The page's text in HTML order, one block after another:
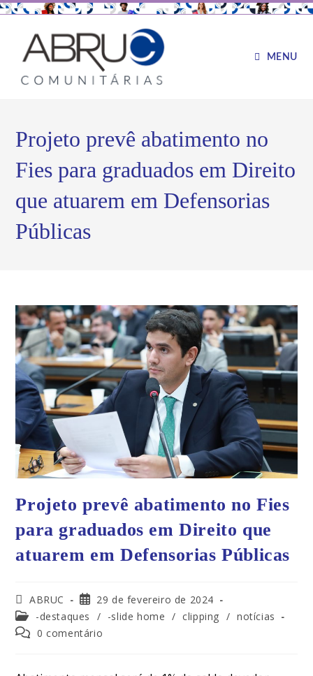
MENU
Projeto prevê abatimento no
Fies para graduados em Direito
que atuarem em Defensorias
Públicas
Projeto prevê abatimento no Fies
para graduados em Direito que
atuarem em Defensorias Públicas
ABRUC
29 de fevereiro de 2024
-destaques
/ -slide home / clipping / notícias
0 comentário